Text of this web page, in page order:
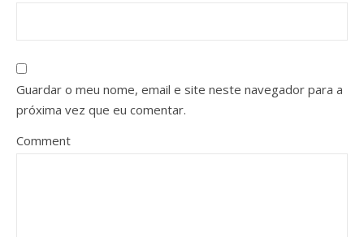
Guardar o meu nome, email e site neste navegador para a
próxima vez que eu comentar.
Comment